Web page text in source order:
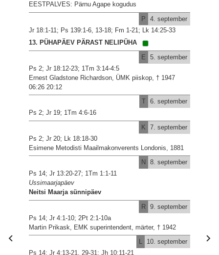
EESTPALVES: Pärnu Agape kogudus
P
4. september
Jr 18:1-11; Ps 139:1-6, 13-18; Fm 1-21; Lk 14:25-33
13. PÜHAPÄEV PÄRAST NELIPÜHA
E
5. september
Ps 2; Jr 18:12-23; 1Tm 3:14-4:5
Ernest Gladstone Richardson, ÜMK piiskop, † 1947
06:26 20:12
T 6. september
Ps 2; Jr 19; 1Tm 4:6-16
K
7. september
Ps 2; Jr 20; Lk 18:18-30
Esimene Metodisti Maailmakonverents Londonis, 1881
N
8. september
Ps 14; Jr 13:20-27; 1Tm 1:1-11
Ussimaarjapäev
Neitsi Maarja sünnipäev
R 9. september
Ps 14; Jr 4:1-10; 2Pt 2:1-10a
Martin Prikask, EMK superintendent, märter, † 1942
L
10. september
Ps 14; Jr 4:13-21, 29-31; Jh 10:11-21